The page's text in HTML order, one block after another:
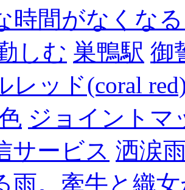
時間がなくな
しむ 巣鴨駅 御
レッド(coral
ジョイントマ
サービス 洒涙
雨。牽牛と織